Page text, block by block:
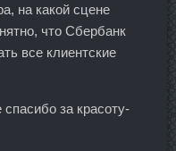
на какой сцене
что Сбербанк
все клиентские
за красоту-